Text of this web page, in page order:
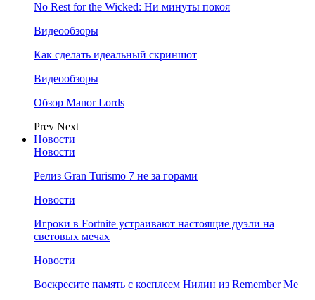
No Rest for the Wicked: Ни минуты покоя
Видеообзоры
Как сделать идеальный скриншот
Видеообзоры
Обзор Manor Lords
Prev Next
Новости
Новости
Релиз Gran Turismo 7 не за горами
Новости
Игроки в Fortnite устраивают настоящие дуэли на
световых мечах
Новости
Воскресите память с косплеем Нилин из Remember Me